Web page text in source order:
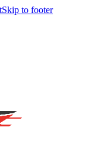
Skip to footer